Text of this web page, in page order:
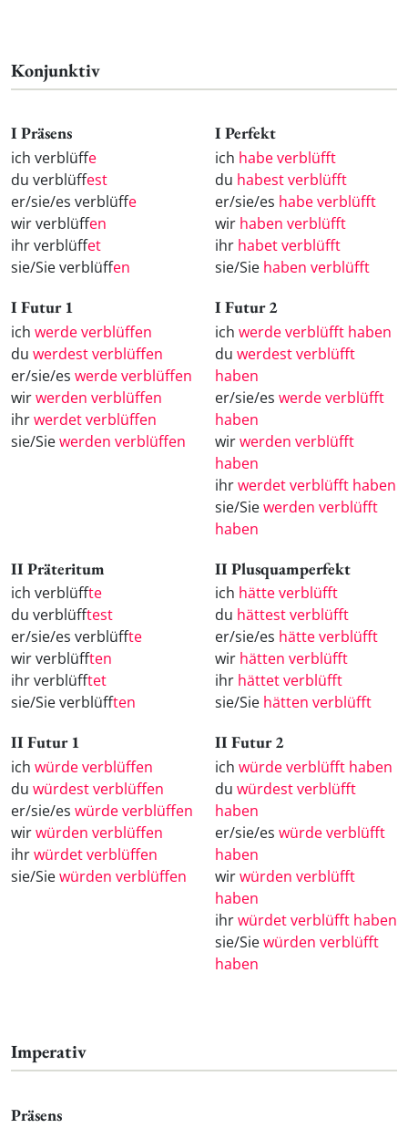
Konjunktiv
I Präsens
ich verblüffe
du verblüffest
er/sie/es verblüffe
wir verblüffen
ihr verblüffet
sie/Sie verblüffen
I Perfekt
ich habe verblüfft
du habest verblüfft
er/sie/es habe verblüfft
wir haben verblüfft
ihr habet verblüfft
sie/Sie haben verblüfft
I Futur 1
ich werde verblüffen
du werdest verblüffen
er/sie/es werde verblüffen
wirwerden verblüffen
ihrwerdet verblüffen
sie/Siewerden verblüffen
I Futur 2
ich werde verblüfft haben
du werdest verblüfft
haben
er/sie/es werde verblüfft
haben
wirwerden verblüfft
haben
ihrwerdet verblüfft haben
sie/Siewerden verblüfft
haben
II Präteritum
ich verblüffte
du verblüfftest
er/sie/es verblüffte
wir verblüfften
ihr verblüfftet
sie/Sie verblüfften
II Plusquamperfekt
ich hätte verblüfft
du hättest verblüfft
er/sie/es hätte verblüfft
wir hätten verblüfft
ihr hättet verblüfft
sie/Sie hätten verblüfft
II Futur 1
ich würde verblüffen
du würdest verblüffen
er/sie/es würde verblüffen
wirwürden verblüffen
ihrwürdet verblüffen
sie/Siewürden verblüffen
II Futur 2
ich würde verblüfft haben
du würdest verblüfft
haben
er/sie/es würde verblüfft
haben
wirwürden verblüfft
haben
ihrwürdet verblüfft haben
sie/Siewürden verblüfft
haben
Imperativ
Präsens